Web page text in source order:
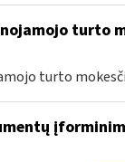
turto
turto